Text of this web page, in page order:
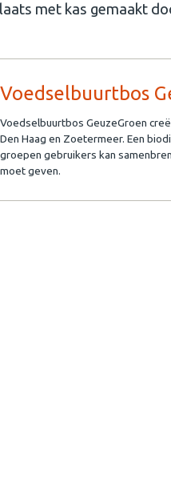
met kas gemaakt
Voedselbuurtbos
Voedselbuurtbos GeuzeGroen
Den Haag en Zoetermeer. Een
groepen gebruikers kan
moet geven.